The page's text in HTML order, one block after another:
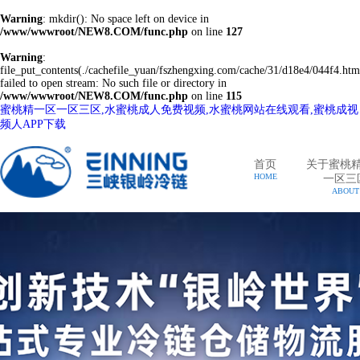
Warning: mkdir(): No space left on device in
/www/wwwroot/NEW8.COM/func.php on line 127
Warning:
file_put_contents(./cachefile_yuan/fszhengxing.com/cache/31/d18e4/
failed to open stream: No such file or directory in
/www/wwwroot/NEW8.COM/func.php on line 115
蜜桃精一区一区三区,水蜜桃成人免费视频,水蜜桃网站在线观看,蜜桃成视
频人APP下载
首页
HOME
关于蜜桃
一区三
ABOUT